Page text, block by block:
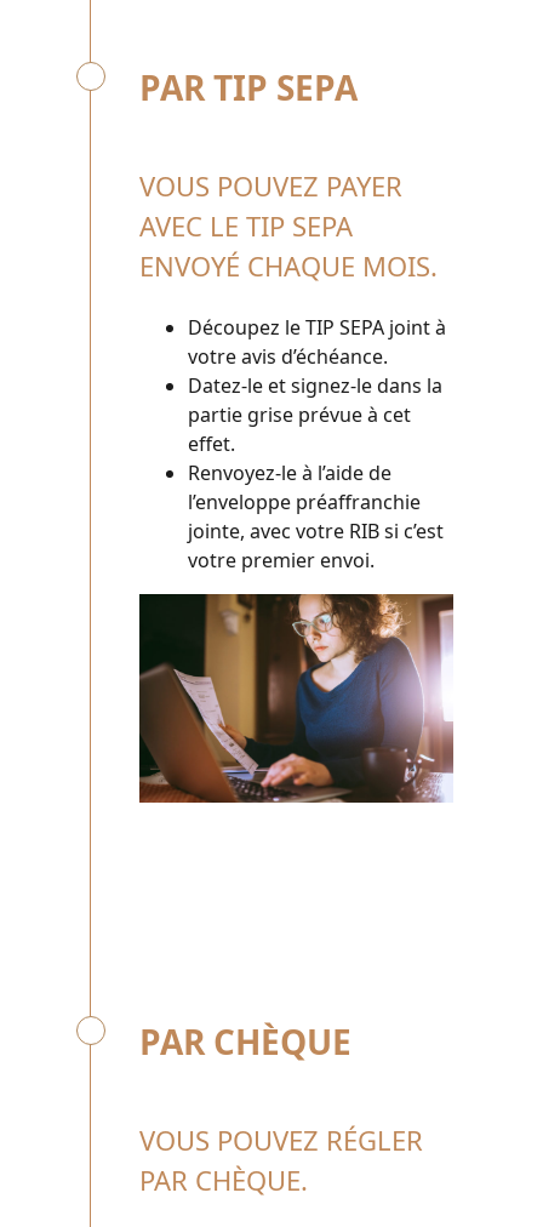
PAR TIP SEPA
VOUS POUVEZ PAYER
AVEC LE TIP SEPA
ENVOYÉ CHAQUE MOIS.
Découpez le TIP SEPA joint à
votre avis d’échéance.
Datez-le et signez-le dans la
partie grise prévue à cet
effet.
Renvoyez-le à l’aide de
l’enveloppe préaffranchie
jointe, avec votre RIB si c’est
votre premier envoi.
PAR CHÈQUE
VOUS POUVEZ RÉGLER
PAR CHÈQUE.